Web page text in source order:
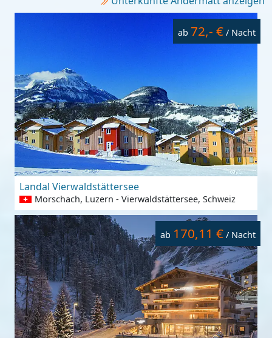
ab 72,- € / Nacht
Landal Vierwaldstättersee
Morschach, Luzern - Vierwaldstättersee, Schweiz
ab 170,11 € / Nacht